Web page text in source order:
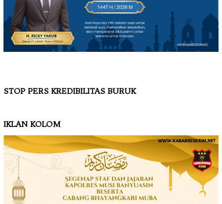
STOP PERS KREDIBILITAS BURUK
IKLAN KOLOM